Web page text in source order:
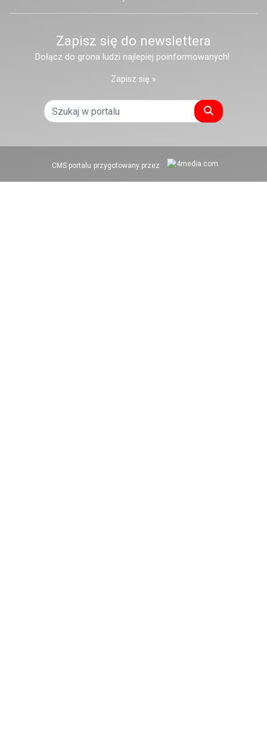
Zapisz się do newslettera
Dołącz do grona ludzi najlepiej poinformowanych!
Zapisz się »
Szukaj
CMS portalu przygotowany przez